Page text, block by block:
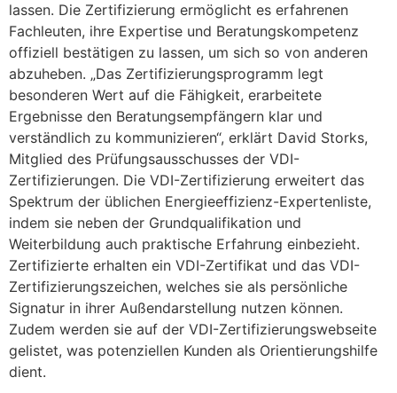
lassen. Die Zertifizierung ermöglicht es erfahrenen
Fachleuten, ihre Expertise und Beratungskompetenz
offiziell bestätigen zu lassen, um sich so von anderen
abzuheben. „Das Zertifizierungsprogramm legt
besonderen Wert auf die Fähigkeit, erarbeitete
Ergebnisse den Beratungsempfängern klar und
verständlich zu kommunizieren“, erklärt David Storks,
Mitglied des Prüfungsausschusses der VDI-
Zertifizierungen. Die VDI-Zertifizierung erweitert das
Spektrum der üblichen Energieeffizienz-Expertenliste,
indem sie neben der Grundqualifikation und
Weiterbildung auch praktische Erfahrung einbezieht.
Zertifizierte erhalten ein VDI-Zertifikat und das VDI-
Zertifizierungszeichen, welches sie als persönliche
Signatur in ihrer Außendarstellung nutzen können.
Zudem werden sie auf der VDI-Zertifizierungswebseite
gelistet, was potenziellen Kunden als Orientierungshilfe
dient.